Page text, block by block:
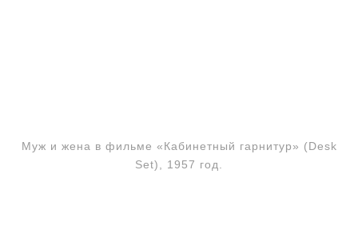
Муж и жена в фильме «Кабинетный гарнитур» (Desk
Set), 1957 год.